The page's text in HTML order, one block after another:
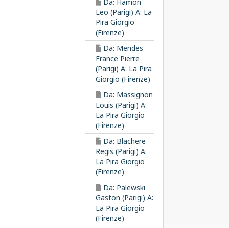
Leo (Parigi) A: La
Pira Giorgio
(Firenze)
Da: Mendes
France Pierre
(Parigi) A: La Pira
Giorgio (Firenze)
Da: Massignon
Louis (Parigi) A:
La Pira Giorgio
(Firenze)
Da: Blachere
Regis (Parigi) A:
La Pira Giorgio
(Firenze)
Da: Palewski
Gaston (Parigi) A:
La Pira Giorgio
(Firenze)